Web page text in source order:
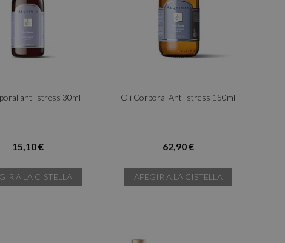
anti-stress 30ml
15,10 €
A LA CISTELLA
Oli Corporal Anti-stress 150ml
62,90 €
AFEGIR A LA CISTELLA